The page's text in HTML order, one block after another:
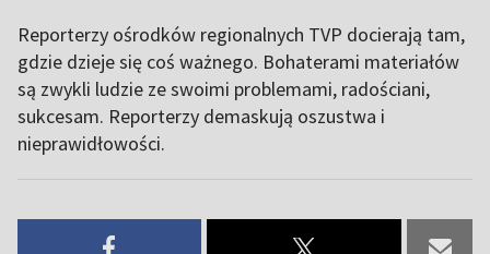
Reporterzy ośrodków regionalnych TVP docierają tam,
gdzie dzieje się coś ważnego. Bohaterami materiałów
są zwykli ludzie ze swoimi problemami, radościani,
sukcesam. Reporterzy demaskują oszustwa i
nieprawidłowości.